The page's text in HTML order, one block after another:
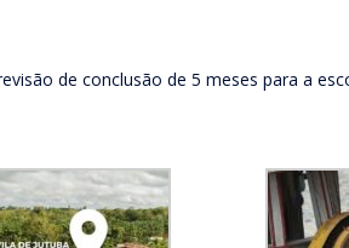
de conclusão de 5 meses para a